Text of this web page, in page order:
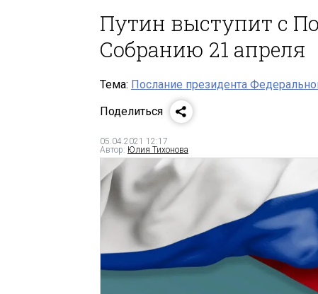
Путин выступит с
Собранию 21 апреля
Тема: Послание президента
Поделиться
05.04.2021 12:17
Автор: Юлия Тихонова